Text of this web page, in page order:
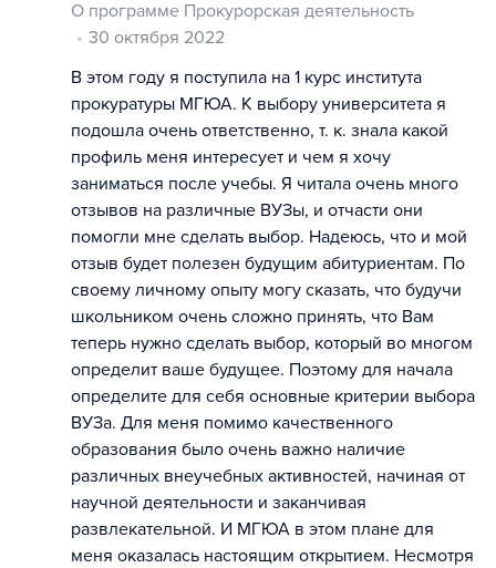
О программе Прокурорская деятельность
30 октября 2022
В этом году я поступила на 1 курс института
прокуратуры МГЮА. К выбору университета я
подошла очень ответственно, т. к. знала какой
профиль меня интересует и чем я хочу
заниматься после учебы. Я читала очень много
отзывов на различные ВУЗы, и отчасти они
помогли мне сделать выбор. Надеюсь, что и мой
отзыв будет полезен будущим абитуриентам. По
своему личному опыту могу сказать, что будучи
школьником очень сложно принять, что Вам
теперь нужно сделать выбор, который во многом
определит ваше будущее. Поэтому для начала
определите для себя основные критерии выбора
ВУЗа. Для меня помимо качественного
образования было очень важно наличие
различных внеучебных активностей, начиная от
научной деятельности и заканчивая
развлекательной. И МГЮА в этом плане для
меня оказалась настоящим открытием. Несмотря